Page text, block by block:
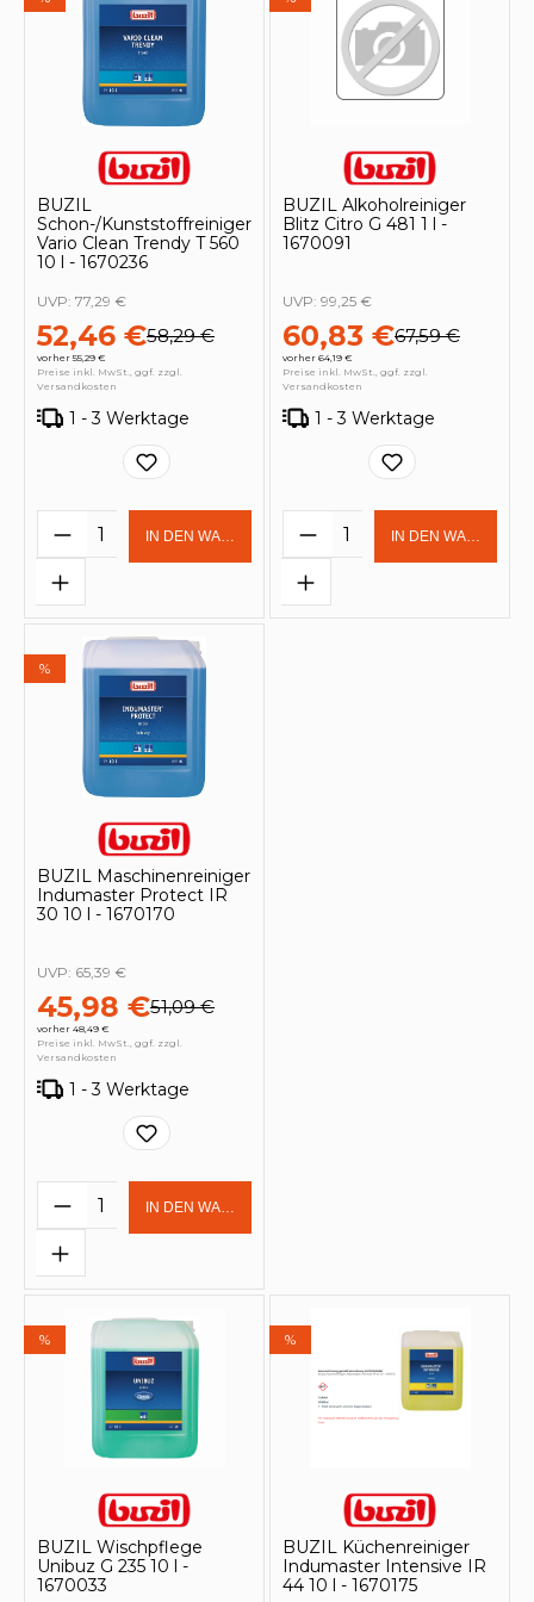
BUZIL
Schon-/Kunststoffreiniger
Vario Clean Trendy T 560
10 l - 1670236
52,46 €58,29 €
vorher 55,29 €
UVP: 77,29 €
Preise inkl. MwSt., ggf. zzgl.
Versandkosten
1 - 3 Werktage
Produkt Anzahl: Gib den
IN DEN WARENKORB
BUZIL Alkoholreiniger
Blitz Citro G 481 1 l -
1670091
60,83 €67,59 €
vorher 64,19 €
UVP: 99,25 €
Preise inkl. MwSt., ggf. zzgl.
Versandkosten
1 - 3 Werktage
Produkt Anzahl:
IN DEN
%
BUZIL Maschinenreiniger
Indumaster Protect IR
30 10 l - 1670170
45,98 €51,09 €
vorher 48,49 €
UVP: 65,39 €
Preise inkl. MwSt., ggf. zzgl.
Versandkosten
1 - 3 Werktage
Produkt Anzahl: Gib den
IN DEN WARENKORB
%
BUZIL Wischpflege
Unibuz G 235 10 l -
1670033
%
BUZIL Küchenreiniger
Indumaster Intensive IR
44 10 l - 1670175